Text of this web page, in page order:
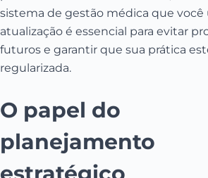
sistema de gestão médica que você
atualização é essencial para evitar
futuros e garantir que sua prática
regularizada.
O papel do
planejamento